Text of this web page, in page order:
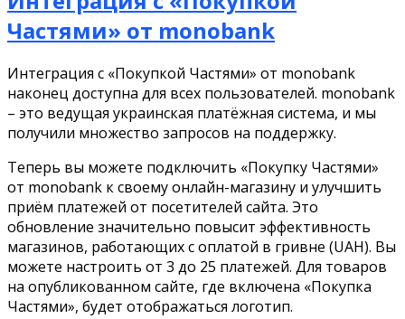
Частями» от monobank
Интеграция с «Покупкой Частями» от monobank
наконец доступна для всех пользователей. monobank
– это ведущая украинская платёжная система, и мы
получили множество запросов на поддержку.
Теперь вы можете подключить «Покупку Частями»
от monobank к своему онлайн-магазину и улучшить
приём платежей от посетителей сайта. Это
обновление значительно повысит эффективность
магазинов, работающих с оплатой в гривне (UAH). Вы
можете настроить от 3 до 25 платежей. Для товаров
на опубликованном сайте, где включена «Покупка
Частями», будет отображаться логотип.